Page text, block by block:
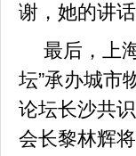
谢，她的讲
最后，上
坛”承办城市
论坛长沙共识
会长黎林辉将